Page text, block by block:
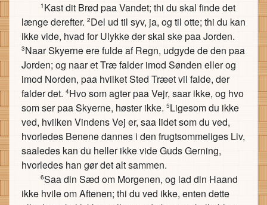
1 Kast dit Brød paa Vandet; thi du skal finde det
længe derefter. 2Del ud til syv, ja, og til otte; thi du kan
ikke vide, hvad for Ulykke der skal ske paa Jorden.
3Naar Skyerne ere fulde af Regn, udgyde de den paa
Jorden; og naar et Træ falder imod Sønden eller og
imod Norden, paa hvilket Sted Træet vil falde, der
falder det. 4Hvo som agter paa Vejr, saar ikke, og hvo
som ser paa Skyerne, høster ikke. 5Ligesom du ikke
ved, hvilken Vindens Vej er, saa lidet som du ved,
hvorledes Benene dannes i den frugtsommeliges Liv,
saaledes kan du heller ikke vide Guds Gerning,
hvorledes han gør det alt sammen.
6Saa din Sæd om Morgenen, og lad din Haand
ikke hvile om Aftenen; thi du ved ikke, enten dette